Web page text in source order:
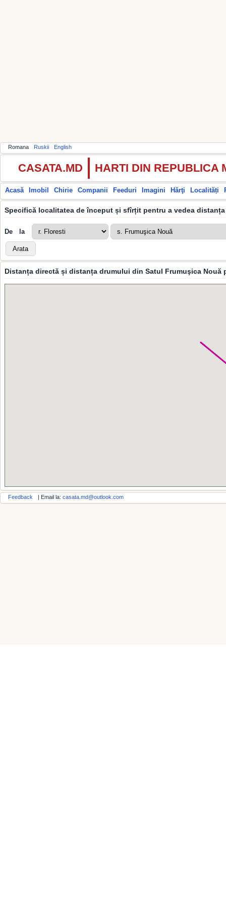
Romana Ruskii English
CASATA.MD HARTI DIN REPUBLICA
Acasă Imobil Chirie Companii Feeduri Imagini Hărţi Localități
Specifică localitatea de început și sfîrțit pentru a vedea
De la
Distanța directă și distanța drumului din Satul Frumuşica
Feedback | Email la: casata.md@outlook.com